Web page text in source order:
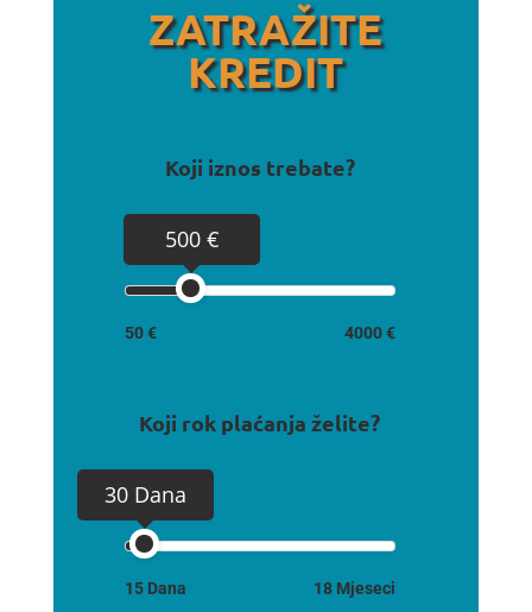
ZATRAŽITE
KREDIT
Koji iznos trebate?
500 €
50 € 4000 €
Koji rok plaćanja želite?
30 Dana
15 Dana 18 Mjeseci